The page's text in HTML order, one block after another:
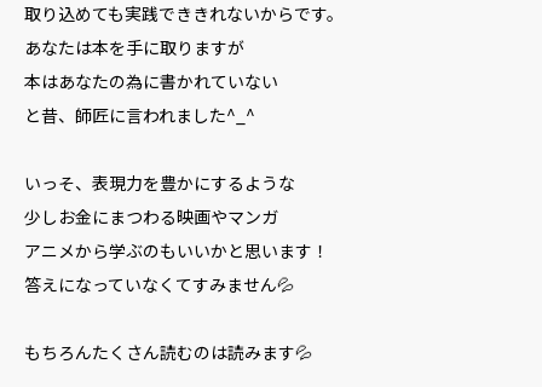
取り込めても実践でききれないからです。
あなたは本を手に取りますが
本はあなたの為に書かれていない
と昔、師匠に言われました^_^
いっそ、表現力を豊かにするような
少しお金にまつわる映画やマンガ
アニメから学ぶのもいいかと思います！
答えになっていなくてすみません💦
もちろんたくさん読むのは読みます💦